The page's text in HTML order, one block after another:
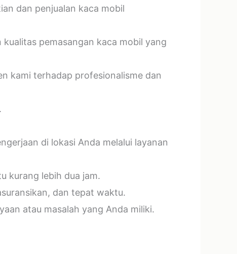
dan penjualan kaca mobil
pemasangan kaca mobil yang
kami terhadap profesionalisme dan
di lokasi Anda melalui layanan
kurang lebih dua jam.
dan tepat waktu.
atau masalah yang Anda miliki.